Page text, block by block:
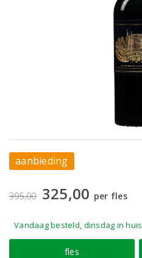
aanbieding
395,00 325,00 per fles
Vandaag besteld, dinsdag in huis
fles